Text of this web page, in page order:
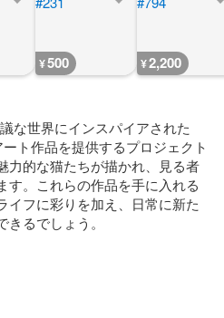
¥500 ¥2,200
な世界にインスパイアされた
ト作品を提供するプロジェクト
力的な猫たちが描かれ、見る者
す。これらの作品を手に入れる
イフに彩りを加え、日常に新た
るでしょう。